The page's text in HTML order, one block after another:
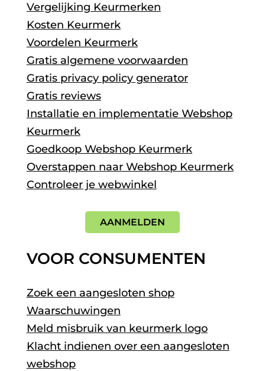
Vergelijking Keurmerken
Kosten Keurmerk
Voordelen Keurmerk
Gratis algemene voorwaarden
Gratis privacy policy generator
Gratis reviews
Installatie en implementatie Webshop
Keurmerk
Goedkoop Webshop Keurmerk
Overstappen naar Webshop Keurmerk
Controleer je webwinkel
AANMELDEN
VOOR CONSUMENTEN
Zoek een aangesloten shop
Waarschuwingen
Meld misbruik van keurmerk logo
Klacht indienen over een aangesloten
webshop